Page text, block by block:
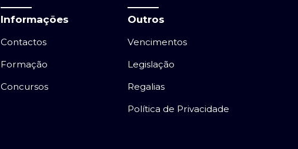
Informações
Contactos
Formação
Concursos
Outros
Vencimentos
Legislação
Regalias
Política de Privacidade